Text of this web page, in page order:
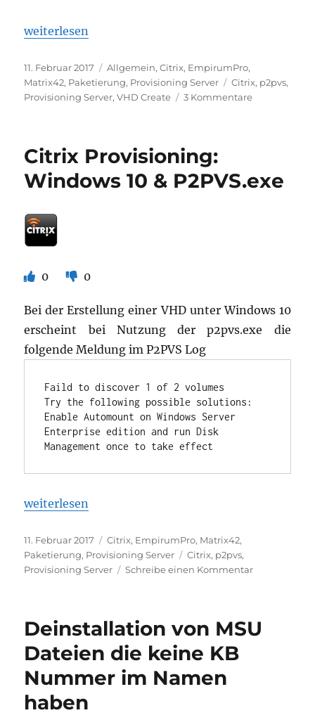
„Automatisierte Erstellung von Citrix Provisioning
weiterlesen
Veröffentlicht
am
11. Februar 2017 Kategorien
Allgemein,Citrix, EmpirumPro,
Matrix42, Paketierung, Provisioning Server Schlagwörter
Citrix, p2pvs,
Provisioning Server,VHD Create 3 Kommentarezu
Server
Citrix Provisioning:
Windows 10 & P2PVS.exe
0 0
Bei der Erstellung einer VHD unter Windows 10
erscheint bei Nutzung der p2pvs.exe die
folgende Meldung im P2PVS Log
Faild to discover 1 of 2 volumes
Try the following possible solutions:
Enable Automount on Windows Server
Enterprise edition and run Disk
„Citrix Provisioning: Windows 10 & P2PVS.exe“
weiterlesen
Veröffentlicht
am
11. Februar 2017 Kategorien
Citrix, EmpirumPro, Matrix42,
Paketierung, Provisioning Server Schlagwörter
Citrix, p2pvs,
Provisioning Server
Schreibe einen Kommentarzu
10
Deinstallation von MSU
Dateien die keine KB
Nummer im Namen
haben